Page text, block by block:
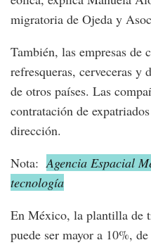
migratoria de Ojeda y
También, las empresas de
refresqueras, cerveceras y
de otros países. Las
contratación de
dirección.
Nota: Agencia Espacial
tecnología
En México, la plantilla de
puede ser mayor a 10%,